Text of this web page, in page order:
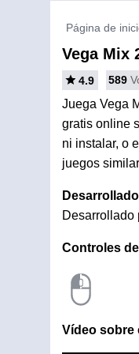
Página de
Vega Mix
4.9 589
Juega Vega
gratis online
ni instalar, o
juegos
Desarrollado
Controles
Vídeo sobre